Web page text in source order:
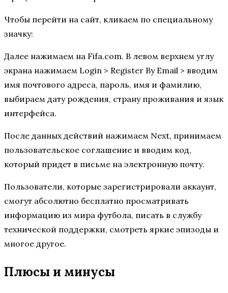
Чтобы перейти на сайт, кликаем по специальному
значку:
Далее нажимаем на Fifa.com. В левом верхнем углу
экрана нажимаем Login > Register By Email > вводим
имя почтового адреса, пароль, имя и фамилию,
выбираем дату рождения, страну проживания и язык
интерфейса.
После данных действий нажимаем Next, принимаем
пользовательское соглашение и вводим код,
который придет в письме на электронную почту.
Пользователи, которые зарегистрировали аккаунт,
смогут абсолютно бесплатно просматривать
информацию из мира футбола, писать в службу
технической поддержки, смотреть яркие эпизоды и
многое другое.
Плюсы и минусы